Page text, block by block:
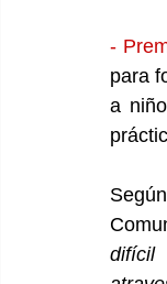
-
para
a
difícil